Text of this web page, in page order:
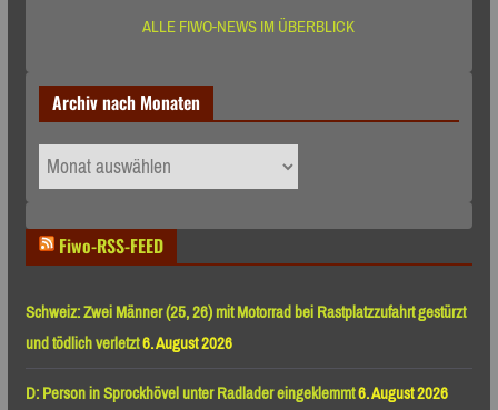
ALLE FIWO-NEWS IM ÜBERBLICK
Archiv nach Monaten
Archiv
nach
Fiwo-RSS-FEED
Schweiz: Zwei Männer (25, 26) mit Motorrad bei Rastplatzzufahrt gestürzt
und tödlich verletzt6. August 2026
D: Person in Sprockhövel unter Radlader eingeklemmt6. August 2026